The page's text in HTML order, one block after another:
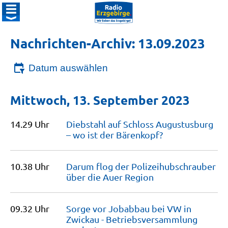
Nachrichten-Archiv: 13.09.2023
Datum auswählen
Mittwoch, 13. September 2023
14.29 Uhr
Diebstahl auf Schloss Augustusburg
– wo ist der Bärenkopf?
10.38 Uhr
Darum flog der Polizeihubschrauber
über die Auer Region
09.32 Uhr
Sorge vor Jobabbau bei VW in
Zwickau - Betriebsversammlung